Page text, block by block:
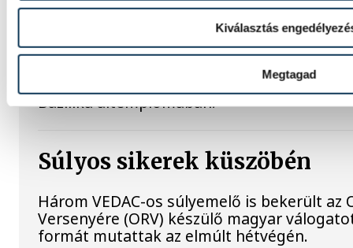
Kiválasztás
Megtagad
Puskás Ferenc sírját
Roberto Carlos és José Ángel Sánchez a
Real Madrid labdarúgócsapat
legendás magyar játékosának, Puskás
Bazilika altemplomában.
Súlyos sikerek küszöbén
Három VEDAC-os súlyemelő is bekerült az
Versenyére (ORV) készülő magyar
formát mutattak az elmúlt hétvégén.